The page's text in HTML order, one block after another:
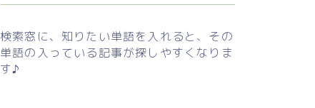
検索窓に、知りたい単語を入れると、その
単語の入っている記事が探しやすくなりま
す♪